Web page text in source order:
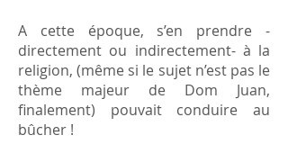
A cette époque, s’en prendre -
directement ou indirectement- à la
religion, (même si le sujet n’est pas le
thème majeur de Dom Juan,
finalement) pouvait conduire au
bûcher !